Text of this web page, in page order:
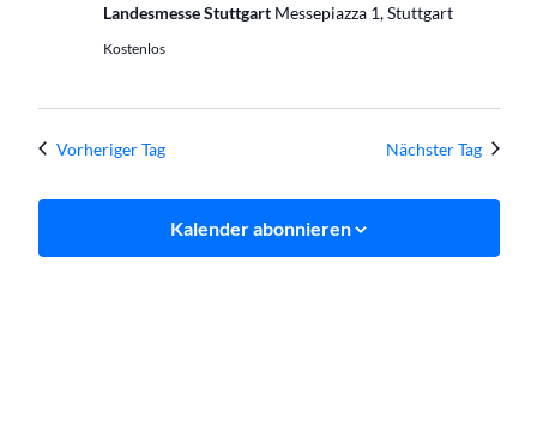
Landesmesse Stuttgart Messepiazza 1, Stuttgart
Kostenlos
Vorheriger Tag Nächster Tag
Kalender abonnieren